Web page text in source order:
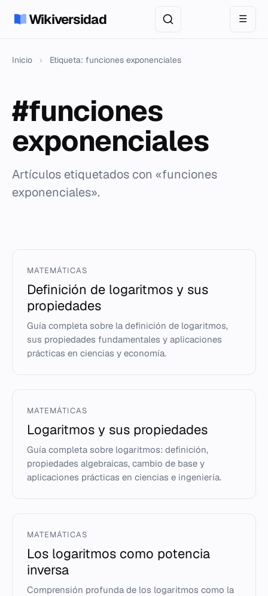
Wikiversidad ☰
Inicio › Etiqueta: funciones exponenciales
#funciones
exponenciales
Artículos etiquetados con «funciones
exponenciales».
MATEMÁTICAS
Definición de logaritmos y sus
propiedades
Guía completa sobre la definición de logaritmos,
sus propiedades fundamentales y aplicaciones
prácticas en ciencias y economía.
MATEMÁTICAS
Logaritmos y sus propiedades
Guía completa sobre logaritmos: definición,
propiedades algebraicas, cambio de base y
aplicaciones prácticas en ciencias e ingeniería.
MATEMÁTICAS
Los logaritmos como potencia
inversa
Comprensión profunda de los logaritmos como la